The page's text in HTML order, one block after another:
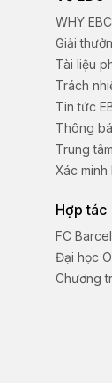
WHY EBC
Giải
Tài liệu
Trách
Tin tức
Thông
Trung
Xác
Hợp tác
FC
Đại học
Chương